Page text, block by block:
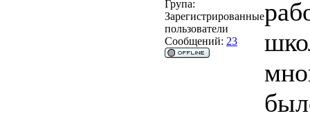
Група:
Зарегистрированные
пользователи
Сообщений: 23